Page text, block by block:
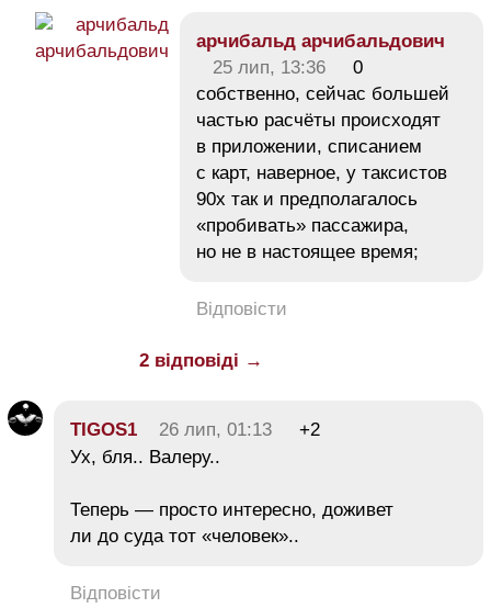
арчибальд арчибальдович
25 лип, 13:36
0
собственно, сейчас большей
частью расчёты происходят
в приложении, списанием
с карт, наверное, у таксистов
90х так и предполагалось
«пробивать» пассажира,
но не в настоящее время;
Відповісти
2 відповіді →
TIGOS1 26 лип, 01:13
+2
Ух, бля.. Валеру..
Теперь — просто интересно, доживет
ли до суда тот «человек»..
Відповісти